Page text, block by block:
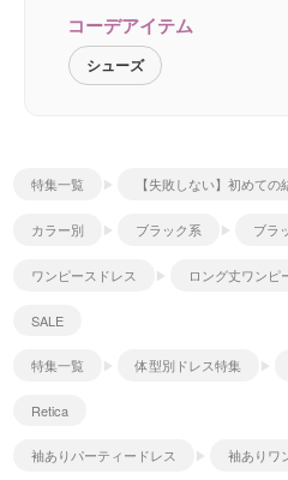
コーデアイテム
シューズ
特集一覧 【失敗しない】初めて
カラー別 ブラック系 ブラ
ワンピースドレス ロング丈ワンピ
SALE
特集一覧 体型別ドレス特集
Retica
袖ありパーティードレス 袖ありワ